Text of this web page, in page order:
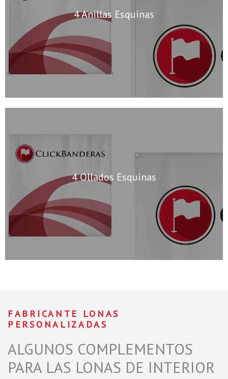
4 Anillas Esquinas
4 Ollados Esquinas
FABRICANTE LONAS
PERSONALIZADAS
ALGUNOS COMPLEMENTOS
PARA LAS LONAS DE INTERIOR